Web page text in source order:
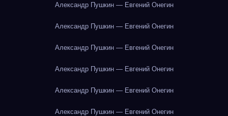
Александр Пушкин — Евгений Онегин
Александр Пушкин — Евгений Онегин
Александр Пушкин — Евгений Онегин
Александр Пушкин — Евгений Онегин
Александр Пушкин — Евгений Онегин
Александр Пушкин — Евгений Онегин